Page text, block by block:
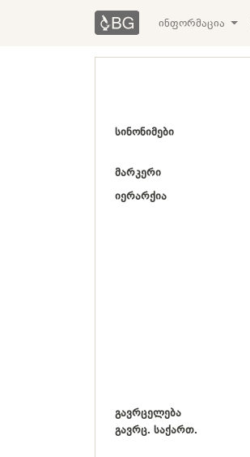
ინფორმაცია
სინონიმები
მარკერი
იერარქია
გავრცელება
გავრც. საქართ.